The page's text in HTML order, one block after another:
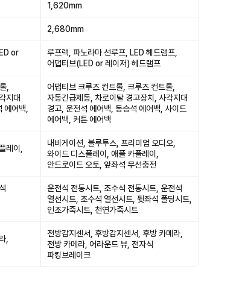
1,620mm
2,680mm
or
루프랙, 파노라마 선루프, LED 헤드램프,
어댑티브(LED or 레이저) 헤드램프
,
지대
에어백,
어댑티브 크루즈 컨트롤, 크루즈 컨트롤,
자동긴급제동, 차로이탈 경고장치, 사각지대
경고, 운전석 에어백, 동승석 에어백, 사이드
에어백, 커튼 에어백
레이,
내비게이션, 블루투스, 프리미엄 오디오,
와이드 디스플레이, 애플 카플레이,
안드로이드 오토, 앞좌석 무선충전
운전석 전동시트, 조수석 전동시트, 운전석
열선시트, 조수석 열선시트, 뒷좌석 폴딩시트,
인조가죽시트, 천연가죽시트
,
전방감지센서, 후방감지센서, 후방 카메라,
전방 카메라, 어라운드 뷰, 전자식
파킹브레이크